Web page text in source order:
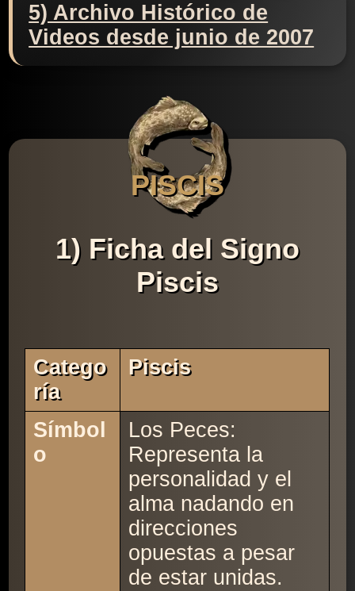
5) Archivo Histórico de
Videos desde junio de 2007
PISCIS
1) Ficha del Signo
Piscis
Catego
Ría
Piscis
Símbol
o
Los Peces:
Representa la
personalidad y el
alma nadando en
direcciones
opuestas a pesar
de estar unidas.